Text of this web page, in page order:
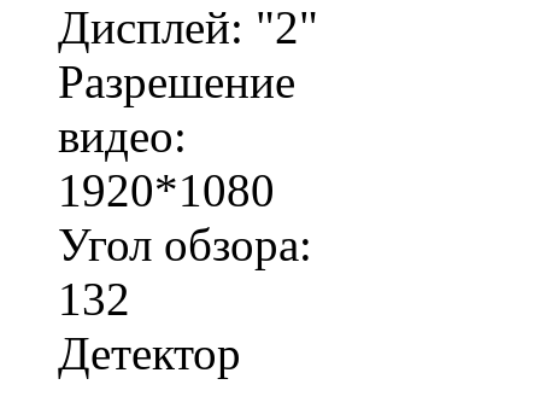
Дисплей: "2"
Разрешение
видео:
1920*1080
Угол обзора:
132
Детектор